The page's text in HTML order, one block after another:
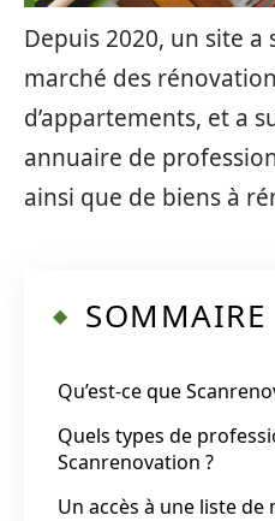
Depuis 2020, un site a
marché des
d’appartements, et a
annuaire de
ainsi que de biens à
SOMMAIRE
Qu’est-ce que
Quels types de
Scanrenovation ?
Un accès à une liste